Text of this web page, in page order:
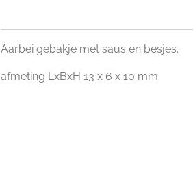
Aarbei gebakje met saus en besjes.
afmeting LxBxH 13 x 6 x 10 mm